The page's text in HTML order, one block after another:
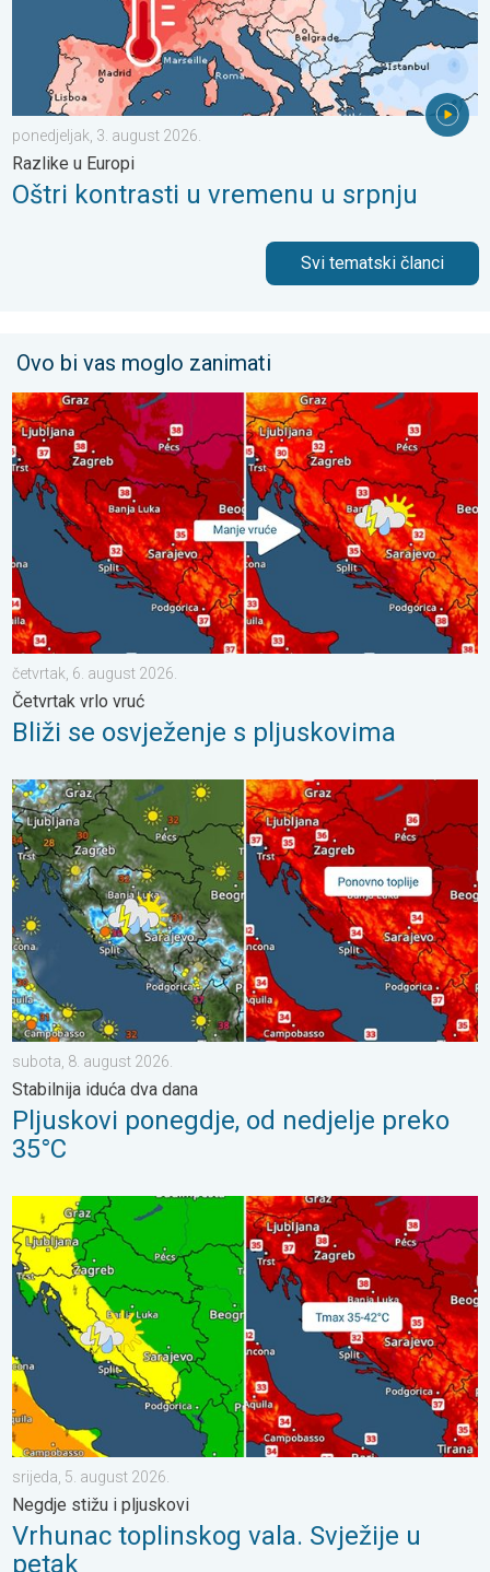
ponedjeljak, 3. august 2026.
Razlike u Europi
Oštri kontrasti u vremenu u srpnju
Svi tematski članci
Ovo bi vas moglo zanimati
Bliži se osvježenje s pljuskovima. Četvrtak vrlo vruć. . .
četvrtak, 6. august 2026.
Četvrtak vrlo vruć
Bliži se osvježenje s pljuskovima
Pljuskovi ponegdje, od nedjelje preko 35°C. Stabilnija iduća
subota, 8. august 2026.
Stabilnija iduća dva dana
Pljuskovi ponegdje, od nedjelje preko
35°C
Vrhunac toplinskog vala. Svježije u petak. Negdje stižu i
srijeda, 5. august 2026.
Negdje stižu i pljuskovi
Vrhunac toplinskog vala. Svježije u
petak